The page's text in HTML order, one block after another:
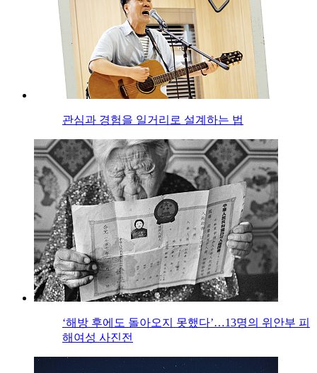
관심과 경험을 일거리로 설계하는 법
‘해방 후에도 돌아오지 못했다’…13명의 위안부 피
해여성 사진전